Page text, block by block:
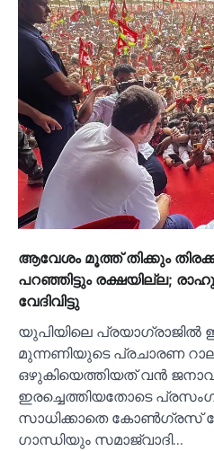
ആവേശം മൂത്ത് തിക്കും
പറഞ്ഞിട്ടും രക്ഷയില്ല;
വേദിവിട്ടു
യുപിയിലെ
മുന്നണിയുടെ പ്രചാരണ
ഒഴുകിയെത്തിയത് വൻ
ഇരച്ചെത്തിയതോടെ
സാധിക്കാതെ കോണ്‍ഗ്രസ്
ഗാന്ധിയും സമാജ്‍വാദി…